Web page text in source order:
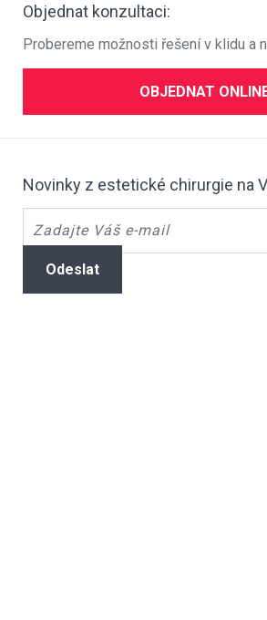
Objednat konzultaci:
Probereme možnosti řešení v klidu a
OBJEDNAT
Novinky z estetické chirurgie na
Odeslat